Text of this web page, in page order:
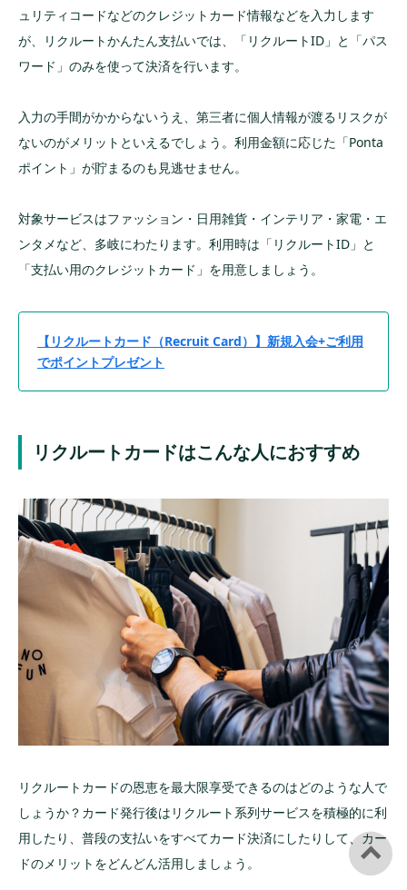
ュリティコードなどのクレジットカード情報などを入力します
が、リクルートかんたん支払いでは、「リクルートID」と「パス
ワード」のみを使って決済を行います。
入力の手間がかからないうえ、第三者に個人情報が渡るリスクが
ないのがメリットといえるでしょう。利用金額に応じた「Ponta
ポイント」が貯まるのも見逃せません。
対象サービスはファッション・日用雑貨・インテリア・家電・エ
ンタメなど、多岐にわたります。利用時は「リクルートID」と
「支払い用のクレジットカード」を用意しましょう。
【リクルートカード（Recruit Card）】新規入会+ご利用
でポイントプレゼント
リクルートカードはこんな人におすすめ
リクルートカードの恩恵を最大限享受できるのはどのような人で
しょうか？カード発行後はリクルート系列サービスを積極的に利
用したり、普段の支払いをすべてカード決済にしたりして、カー
ドのメリットをどんどん活用しましょう。